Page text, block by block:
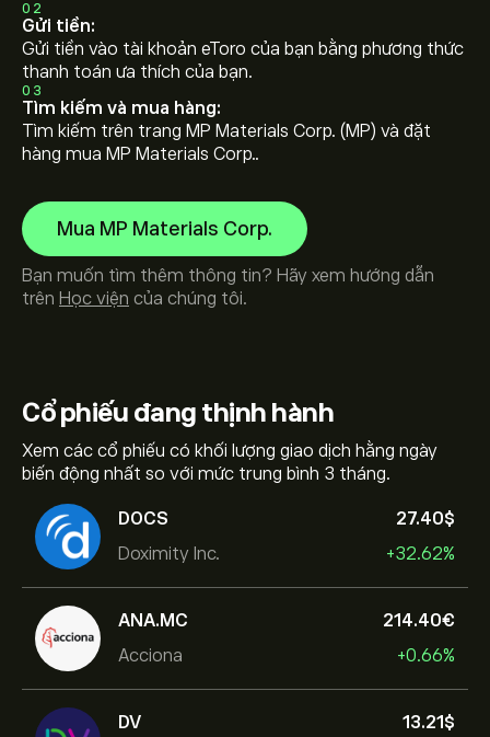
Cổ phiếu đang thịnh hành
Xem các cổ phiếu có khối lượng giao dịch hằng ngày
biến động nhất so với mức trung bình 3 tháng.
DOCS
Doximity Inc.
27.40‎$‎
+32.62%
ANA.MC
Acciona
214.40‎€‎
+0.66%
DV
13.21‎$‎
02
Gửi tiền:
Gửi tiền vào tài khoản eToro của bạn bằng phương thức
thanh toán ưa thích của bạn.
03
Tìm kiếm và mua hàng:
Tìm kiếm trên trang MP Materials Corp. (MP) và đặt
hàng mua MP Materials Corp..
Mua MP Materials Corp.
Bạn muốn tìm thêm thông tin? Hãy xem hướng dẫn
trên Học viện của chúng tôi.